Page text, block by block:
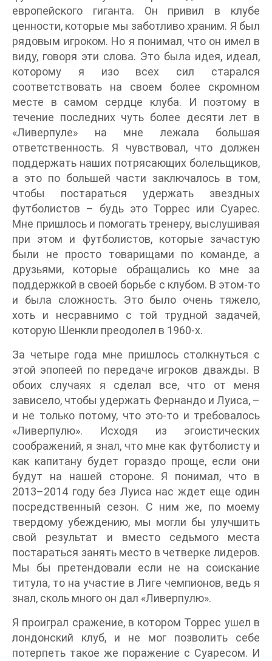
европейского гиганта. Он привил в клубе
ценности, которые мы заботливо храним. Я был
рядовым игроком. Но я понимал, что он имел в
виду, говоря эти слова. Это была идея, идеал,
которому я изо всех сил старался
соответствовать на своем более скромном
месте в самом сердце клуба. И поэтому в
течение последних чуть более десяти лет в
«Ливерпуле» на мне лежала большая
ответственность. Я чувствовал, что должен
поддержать наших потрясающих болельщиков,
а это по большей части заключалось в том,
чтобы постараться удержать звездных
футболистов – будь это Торрес или Суарес.
Мне пришлось и помогать тренеру, выслушивая
при этом и футболистов, которые зачастую
были не просто товарищами по команде, а
друзьями, которые обращались ко мне за
поддержкой в своей борьбе с клубом. В этом-то
и была сложность. Это было очень тяжело,
хоть и несравнимо с той трудной задачей,
которую Шенкли преодолел в 1960-х.
За четыре года мне пришлось столкнуться с
этой эпопеей по передаче игроков дважды. В
обоих случаях я сделал все, что от меня
зависело, чтобы удержать Фернандо и Луиса, –
и не только потому, что это-то и требовалось
«Ливерпулю». Исходя из эгоистических
соображений, я знал, что мне как футболисту и
как капитану будет гораздо проще, если они
будут на нашей стороне. Я понимал, что в
2013–2014 году без Луиса нас ждет еще один
посредственный сезон. С ним же, по моему
твердому убеждению, мы могли бы улучшить
свой результат и вместо седьмого места
постараться занять место в четверке лидеров.
Мы бы претендовали если не на соискание
титула, то на участие в Лиге чемпионов, ведь я
знал, сколь много он дал «Ливерпулю».
Я проиграл сражение, в котором Торрес ушел в
лондонский клуб, и не мог позволить себе
потерпеть такое же поражение с Суаресом. И